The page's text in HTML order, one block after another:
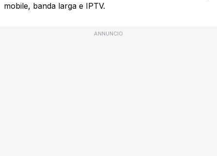
mobile, banda larga e IPTV.
ANNUNCIO